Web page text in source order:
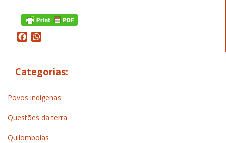
Facebook
Categorias:
Povos indígenas
Questões da terra
Quilombolas